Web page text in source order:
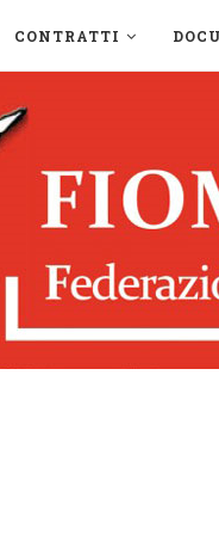
CONTRATTI